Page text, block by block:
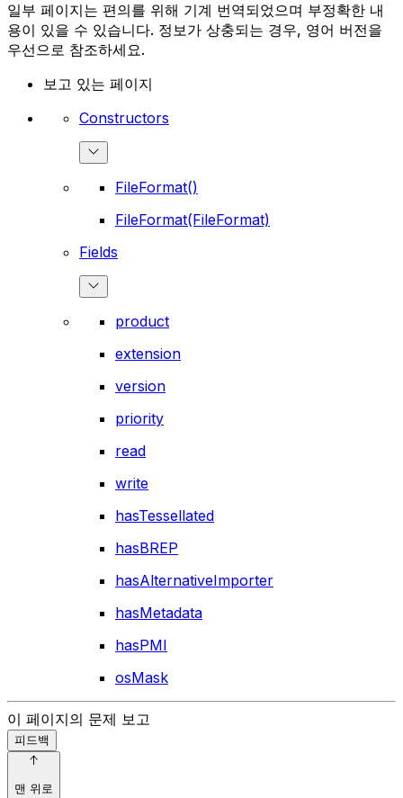
일부 페이지는 편의를 위해 기계 번역되었으며 부정확한 내
용이 있을 수 있습니다. 정보가 상충되는 경우, 영어 버전을
우선으로 참조하세요.
보고 있는 페이지
Constructors
FileFormat()
FileFormat(FileFormat)
Fields
product
extension
version
priority
read
write
hasTessellated
hasBREP
hasAlternativeImporter
hasMetadata
hasPMI
osMask
이 페이지의 문제 보고
피드백
맨 위로